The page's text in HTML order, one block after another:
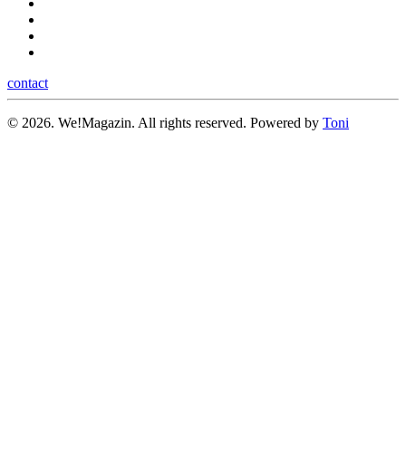
contact
© 2026. We!Magazin. All rights reserved. Powered by Toni